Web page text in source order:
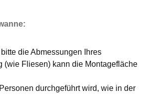
die Abmessungen Ihres
(wie Fliesen) kann die Montagefläche
durchgeführt wird, wie in der